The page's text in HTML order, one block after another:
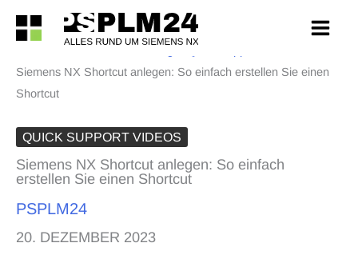
Zum
Inhalt
springen
Siemens NX Shortcut anlegen: So einfach erstellen Sie einen
Shortcut
QUICK SUPPORT VIDEOS
Siemens NX Shortcut anlegen: So einfach
erstellen Sie einen Shortcut
PSPLM24
20. DEZEMBER 2023